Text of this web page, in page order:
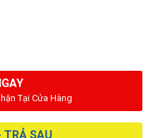
Tại Cửa Hàng
TRẢ SAU